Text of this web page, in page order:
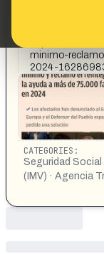
El Gobierno
https://
minimo-
2024-
CATEGORIES:
Seguridad Social
(IMV) · Agencia